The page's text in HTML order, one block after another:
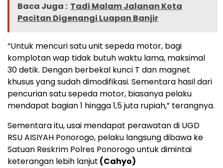
Baca Juga : Tadi Malam Jalanan Kota
Pacitan Digenangi Luapan Banjir
“Untuk mencuri satu unit sepeda motor, bagi
komplotan wap tidak butuh waktu lama, maksimal
30 detik. Dengan berbekal kunci T dan magnet
khusus yang sudah dimodifikasi. Sementara hasil dari
pencurian satu sepeda motor, biasanya pelaku
mendapat bagian 1 hingga 1,5 juta rupiah,” terangnya.
Sementara itu, usai mendapat perawatan di UGD
RSU AISIYAH Ponorogo, pelaku langsung dibawa ke
Satuan Reskrim Polres Ponorogo untuk dimintai
keterangan lebih lanjut (Cahyo)